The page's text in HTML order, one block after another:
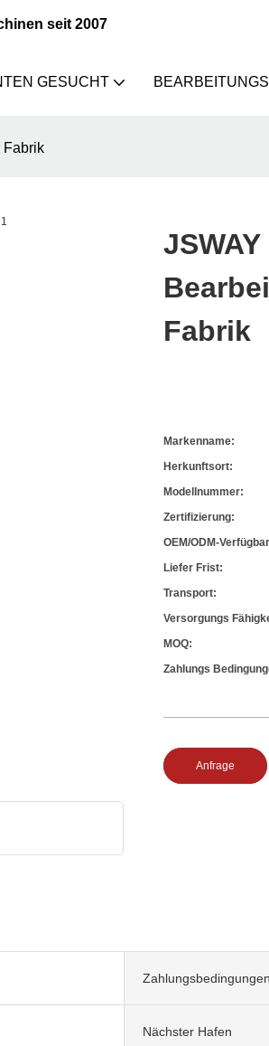
seit 2007
GESUCHT
Fabrik
Fabrik
Markenname:
Herkunftsort:
Modellnummer:
Zertifizierung:
OEM/ODM-
Liefer Frist:
Transport:
Versorgungs
MOQ:
Zahlungs
Anfrage
Zahlungsbedingungen
Nächster Hafen